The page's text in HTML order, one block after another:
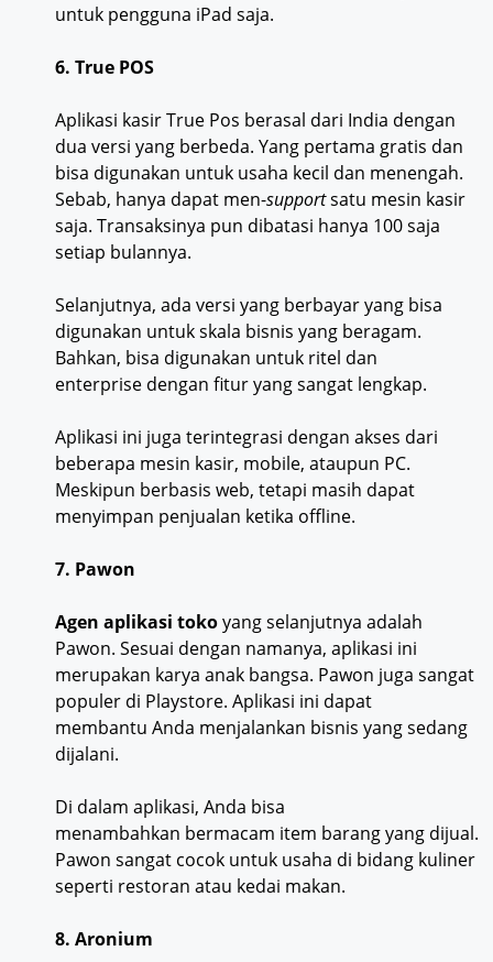
untuk pengguna iPad saja.
6. True POS
Aplikasi kasir True Pos berasal dari India dengan
dua versi yang berbeda. Yang pertama gratis dan
bisa digunakan untuk usaha kecil dan menengah.
Sebab, hanya dapat men-supportsatu mesin kasir
saja. Transaksinya pun dibatasi hanya 100 saja
setiap bulannya.
Selanjutnya, ada versi yang berbayar yang bisa
digunakan untuk skala bisnis yang beragam.
Bahkan, bisa digunakan untuk ritel dan
enterprise dengan fitur yang sangat lengkap.
Aplikasi ini juga terintegrasi dengan akses dari
beberapa mesin kasir, mobile, ataupun PC.
Meskipun berbasis web, tetapi masih dapat
menyimpan penjualan ketika offline.
7. Pawon
Agen aplikasi tokoyang selanjutnya adalah
Pawon. Sesuai dengan namanya, aplikasi ini
merupakan karya anak bangsa. Pawon juga sangat
populer di Playstore. Aplikasi ini dapat
membantu Anda menjalankan bisnis yang sedang
dijalani.
Di dalam aplikasi, Anda bisa
menambahkan bermacam item barang yang dijual.
Pawon sangat cocok untuk usaha di bidang kuliner
seperti restoran atau kedai makan.
8. Aronium